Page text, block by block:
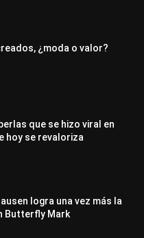
¿moda o valor?
que se hizo viral en
hoy se revaloriza
logra una vez más la
Butterfly Mark